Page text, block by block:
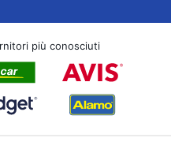
più conosciuti